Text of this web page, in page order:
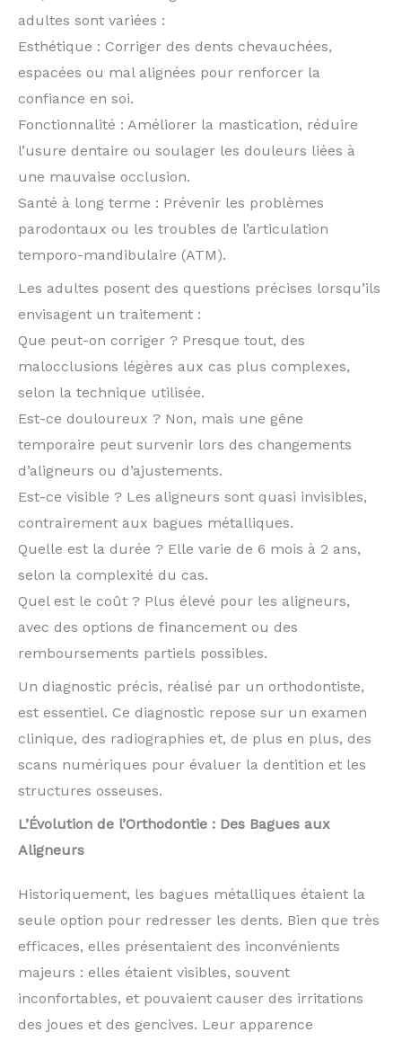
adultes sont variées :
Esthétique : Corriger des dents chevauchées,
espacées ou mal alignées pour renforcer la
confiance en soi.
Fonctionnalité : Améliorer la mastication, réduire
l’usure dentaire ou soulager les douleurs liées à
une mauvaise occlusion.
Santé à long terme : Prévenir les problèmes
parodontaux ou les troubles de l’articulation
temporo-mandibulaire (ATM).
Les adultes posent des questions précises lorsqu’ils
envisagent un traitement :
Que peut-on corriger ? Presque tout, des
malocclusions légères aux cas plus complexes,
selon la technique utilisée.
Est-ce douloureux ? Non, mais une gêne
temporaire peut survenir lors des changements
d’aligneurs ou d’ajustements.
Est-ce visible ? Les aligneurs sont quasi invisibles,
contrairement aux bagues métalliques.
Quelle est la durée ? Elle varie de 6 mois à 2 ans,
selon la complexité du cas.
Quel est le coût ? Plus élevé pour les aligneurs,
avec des options de financement ou des
remboursements partiels possibles.
Un diagnostic précis, réalisé par un orthodontiste,
est essentiel. Ce diagnostic repose sur un examen
clinique, des radiographies et, de plus en plus, des
scans numériques pour évaluer la dentition et les
structures osseuses.
L’Évolution de l’Orthodontie : Des Bagues aux
Aligneurs
Historiquement, les bagues métalliques étaient la
seule option pour redresser les dents. Bien que très
efficaces, elles présentaient des inconvénients
majeurs : elles étaient visibles, souvent
inconfortables, et pouvaient causer des irritations
des joues et des gencives. Leur apparence